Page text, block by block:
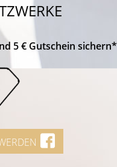
5 € Gutschein sichern*